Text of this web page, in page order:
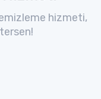
hizmeti,